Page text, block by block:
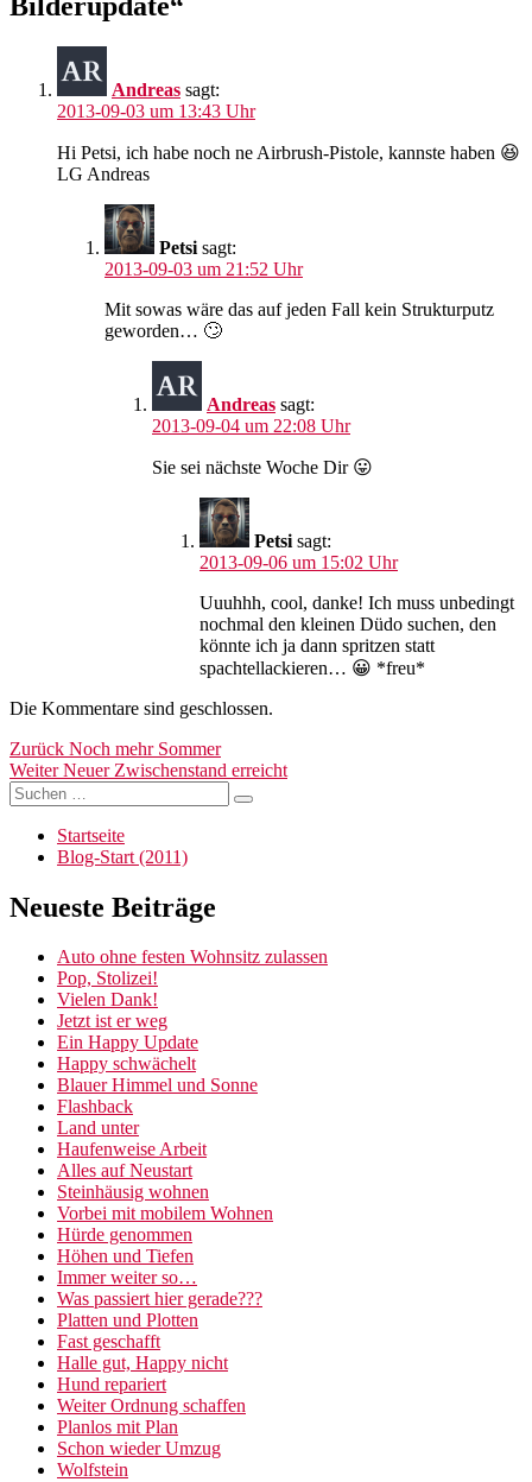
Andreas sagt:
2013-09-03 um 13:43 Uhr
Hi Petsi, ich habe noch ne Airbrush-Pistole, kannste haben 😆
LG Andreas
Petsi sagt:
2013-09-03 um 21:52 Uhr
Mit sowas wäre das auf jeden Fall kein Strukturputz
geworden… 🙄
Andreas sagt:
2013-09-04 um 22:08 Uhr
Sie sei nächste Woche Dir 😛
Petsi sagt:
2013-09-06 um 15:02 Uhr
Uuuhhh, cool, danke! Ich muss unbedingt
nochmal den kleinen Düdo suchen, den
könnte ich ja dann spritzen statt
spachtellackieren… 😀 *freu*
Die Kommentare sind geschlossen.
Beitragsnavigation
Zurück Vorheriger
Beitrag:
Noch mehr Sommer
Weiter Nächster
Beitrag:
Neuer Zwischenstand erreicht
Suchen
nach:
Suchen
Startseite
Blog-Start (2011)
Neueste Beiträge
Auto ohne festen Wohnsitz zulassen
Pop, Stolizei!
Vielen Dank!
Jetzt ist er weg
Ein Happy Update
Happy schwächelt
Blauer Himmel und Sonne
Flashback
Land unter
Haufenweise Arbeit
Alles auf Neustart
Steinhäusig wohnen
Vorbei mit mobilem Wohnen
Hürde genommen
Höhen und Tiefen
Immer weiter so…
Was passiert hier gerade???
Platten und Plotten
Fast geschafft
Halle gut, Happy nicht
Hund repariert
Weiter Ordnung schaffen
Planlos mit Plan
Schon wieder Umzug
Wolfstein